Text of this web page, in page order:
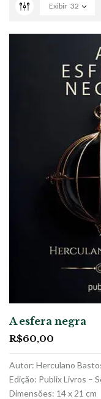
Exibir 32
A esfera negra
R$60,00
Autor: Herculano
Edição: Publix Livros –
Dimensões: 14 x 21 cm